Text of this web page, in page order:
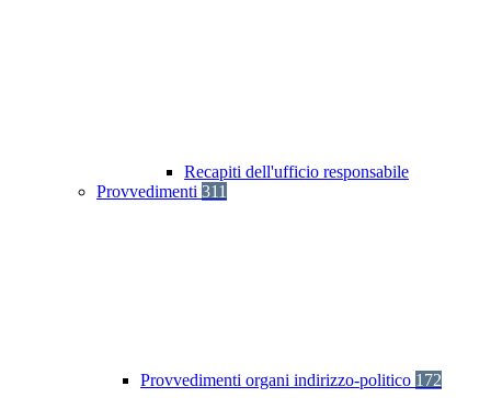
Recapiti dell'ufficio responsabile
Provvedimenti 311
Provvedimenti organi indirizzo-politico 172